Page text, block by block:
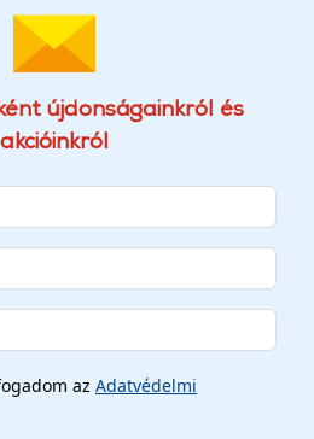
újdonságainkról és
akcióinkról
az Adatvédelmi